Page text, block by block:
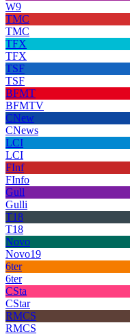
W9
TMC
TMC
TFX
TFX
TSF
TSF
BFMT
BFMTV
CNew
CNews
LCI
LCI
FInf
FInfo
Gull
Gulli
T18
T18
Novo
Novo19
6ter
6ter
CSta
CStar
RMCS
RMCS